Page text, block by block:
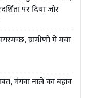
पर दिया जोर
ग्रामीणों में मचा
गंगवा नाले का बहाव